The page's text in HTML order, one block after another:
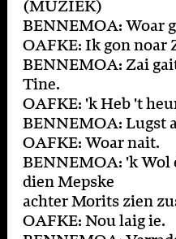
(MUZIEK)
BENNEMOA: Woar
OAFKE: Ik gon noar
BENNEMOA: Zai
Tine.
OAFKE: 'k Heb 't
BENNEMOA: Lugst
OAFKE: Woar nait.
BENNEMOA: 'k Wol
dien Mepske
achter Morits zien
OAFKE: Nou laig ie.